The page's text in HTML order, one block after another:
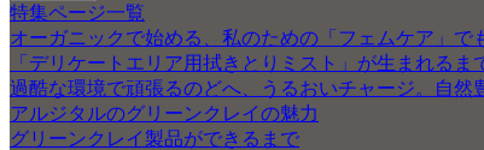
特集ページ一覧
オーガニックで始める、私のための「フェムケア」で
「デリケートエリア用拭きとりミスト」が生まれる
過酷な環境で頑張るのどへ、うるおいチャージ。自然
アルジタルのグリーンクレイの魅力
グリーンクレイ製品ができるまで